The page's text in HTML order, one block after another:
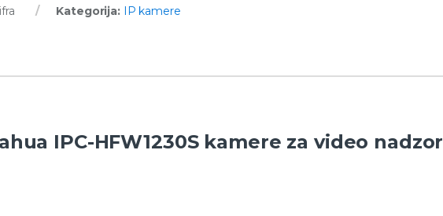
Kategorija: IP kamere
IPC-HFW1230S kamere za video nadzor